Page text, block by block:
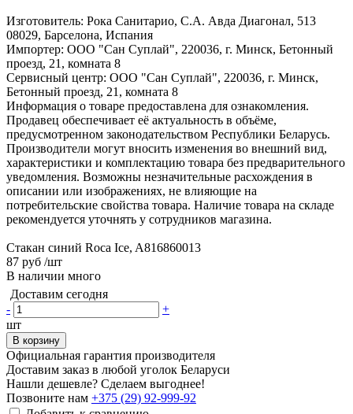
Изготовитель: Рока Санитарио, С.А. Авда Диагонал, 513
08029, Барселона, Испания
Импортер: ООО "Сан Суплай", 220036, г. Минск, Бетонный
проезд, 21, комната 8
Сервисный центр: ООО "Сан Суплай", 220036, г. Минск,
Бетонный проезд, 21, комната 8
Информация о товаре предоставлена для ознакомления.
Продавец обеспечивает её актуальность в объёме,
предусмотренном законодательством Республики Беларусь.
Производители могут вносить изменения во внешний вид,
характеристики и комплектацию товара без предварительного
уведомления. Возможны незначительные расхождения в
описании или изображениях, не влияющие на
потребительские свойства товара. Наличие товара на складе
рекомендуется уточнять у сотрудников магазина.
Стакан синий Roca Ice, A816860013
87 руб /шт
В наличии много
Доставим сегодня
-
+
шт
В корзину
Официальная гарантия производителя
Доставим заказ в любой уголок Беларуси
Нашли дешевле? Сделаем выгоднее!
Позвоните нам +375 (29) 92-999-92